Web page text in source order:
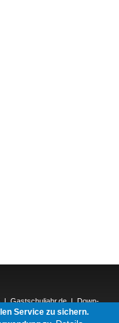
|Gastschuljahr.de|Down-
|Service zu sichern.